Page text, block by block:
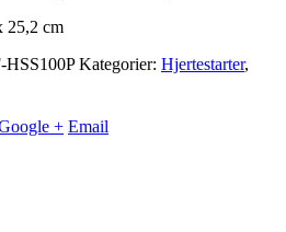
25,2 cm
Kategorier: Hjertestarter,
+ Email